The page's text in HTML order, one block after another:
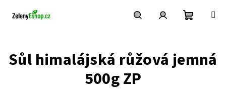
košík
Sůl himalájská růžová jemná
500g ZP